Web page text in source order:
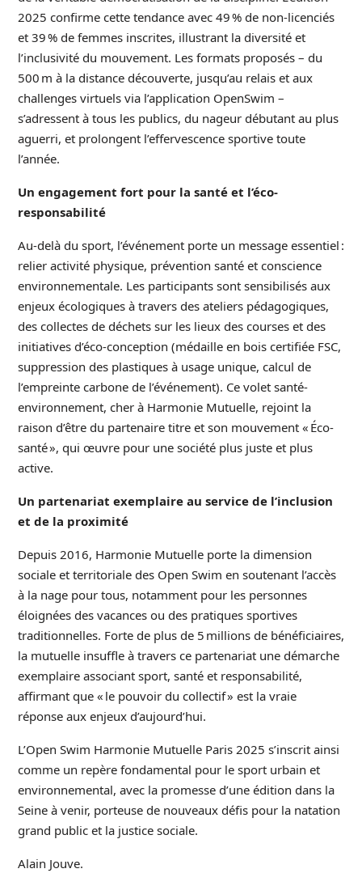
2025 confirme cette tendance avec 49 % de non-licenciés
et 39 % de femmes inscrites, illustrant la diversité et
l’inclusivité du mouvement. Les formats proposés – du
500 m à la distance découverte, jusqu’au relais et aux
challenges virtuels via l’application OpenSwim –
s’adressent à tous les publics, du nageur débutant au plus
aguerri, et prolongent l’effervescence sportive toute
l’année.
Un engagement fort pour la santé et l’éco-
responsabilité
Au-delà du sport, l’événement porte un message essentiel :
relier activité physique, prévention santé et conscience
environnementale. Les participants sont sensibilisés aux
enjeux écologiques à travers des ateliers pédagogiques,
des collectes de déchets sur les lieux des courses et des
initiatives d’éco-conception (médaille en bois certifiée FSC,
suppression des plastiques à usage unique, calcul de
l’empreinte carbone de l’événement). Ce volet santé-
environnement, cher à Harmonie Mutuelle, rejoint la
raison d’être du partenaire titre et son mouvement « Éco-
santé », qui œuvre pour une société plus juste et plus
active.
Un partenariat exemplaire au service de l’inclusion
et de la proximité
Depuis 2016, Harmonie Mutuelle porte la dimension
sociale et territoriale des Open Swim en soutenant l’accès
à la nage pour tous, notamment pour les personnes
éloignées des vacances ou des pratiques sportives
traditionnelles. Forte de plus de 5 millions de bénéficiaires,
la mutuelle insuffle à travers ce partenariat une démarche
exemplaire associant sport, santé et responsabilité,
affirmant que « le pouvoir du collectif » est la vraie
réponse aux enjeux d’aujourd’hui.
L’Open Swim Harmonie Mutuelle Paris 2025 s’inscrit ainsi
comme un repère fondamental pour le sport urbain et
environnemental, avec la promesse d’une édition dans la
Seine à venir, porteuse de nouveaux défis pour la natation
grand public et la justice sociale.
Alain Jouve.